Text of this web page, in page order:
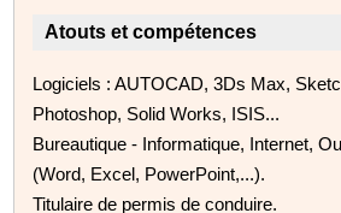
Atouts et compétences
Logiciels : AUTOCAD, 3Ds Max,
Photoshop, Solid Works, ISIS...
Bureautique - Informatique, Internet,
(Word, Excel, PowerPoint,...).
Titulaire de permis de conduire.